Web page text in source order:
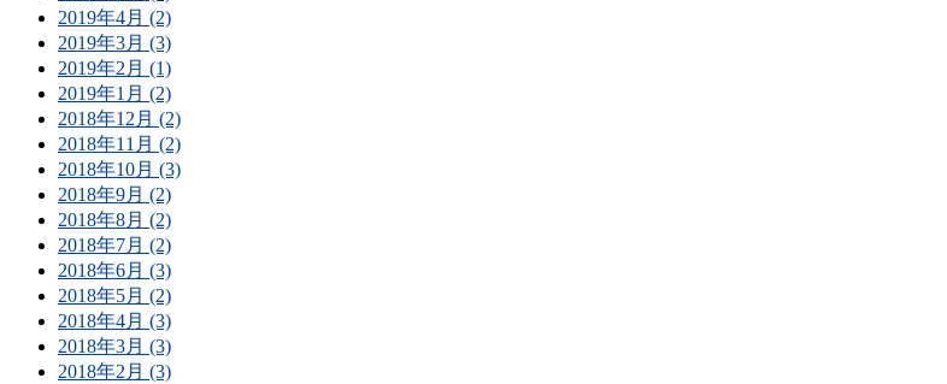
2019年4月 (2)
2019年3月 (3)
2019年2月 (1)
2019年1月 (2)
2018年12月 (2)
2018年11月 (2)
2018年10月 (3)
2018年9月 (2)
2018年8月 (2)
2018年7月 (2)
2018年6月 (3)
2018年5月 (2)
2018年4月 (3)
2018年3月 (3)
2018年2月 (3)